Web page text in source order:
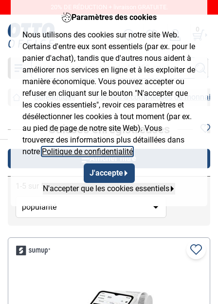
Paramètres des cookies
Nous utilisons des cookies sur notre site Web.
Certains d'entre eux sont essentiels (par ex. pour le
panier d'achat), tandis que d'autres nous aident à
améliorer nos services en ligne et à les exploiter de
manière économique. Vous pouvez accepter ou
refuser en cliquant sur le bouton "N'accepter que
les cookies essentiels", revoir ces paramètres et
désélectionner les cookies à tout moment (par ex.
au pied de page de notre site Web). Vous
trouverez des informations plus détaillées dans
notre Politique de confidentialité
J'accepte
N'accepter que les cookies essentiels
20% DE RÉDUCTION + livraison GRATUITE.
0
Chercher
Bureautique Caisses & compteuses de monnaie
Caisses enregistreuses
Afficher filtre
1-5 sur 5